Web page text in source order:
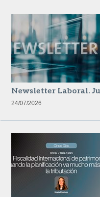
Newsletter Laboral.
24/07/2026